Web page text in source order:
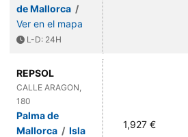
de Mallorca /
Ver en el mapa
L-D: 24H
REPSOL
CALLE ARAGON,
180
Palma de
Mallorca / Isla
1,927 €